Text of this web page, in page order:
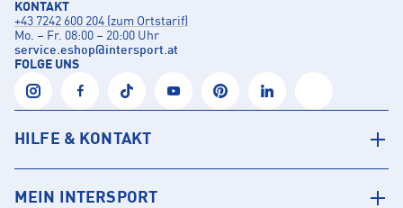
KONTAKT
+43 7242 600 204 (zum Ortstarif)
Mo. – Fr. 08:00 – 20:00 Uhr
service.eshop@intersport.at
FOLGE UNS
HILFE & KONTAKT
MEIN INTERSPORT